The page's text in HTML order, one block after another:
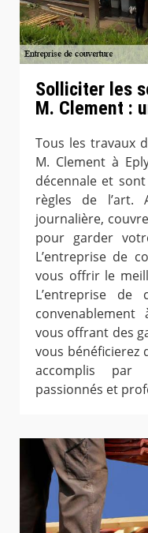
Solliciter les
M. Clement :
Tous les travaux
M. Clement à
décennale et
règles de l’art.
journalière,
pour garder
L’entreprise de
vous offrir le
L’entreprise de
vous offrant des
vous bénéficierez
accomplis par
passionnés et